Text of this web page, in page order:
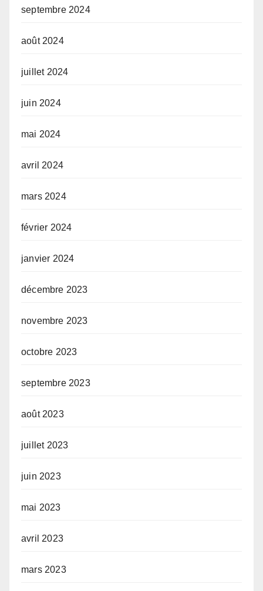
septembre 2024
août 2024
juillet 2024
juin 2024
mai 2024
avril 2024
mars 2024
février 2024
janvier 2024
décembre 2023
novembre 2023
octobre 2023
septembre 2023
août 2023
juillet 2023
juin 2023
mai 2023
avril 2023
mars 2023